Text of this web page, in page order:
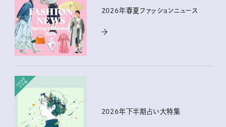
2026年春夏ファッションニュース
2026年下半期占い大特集